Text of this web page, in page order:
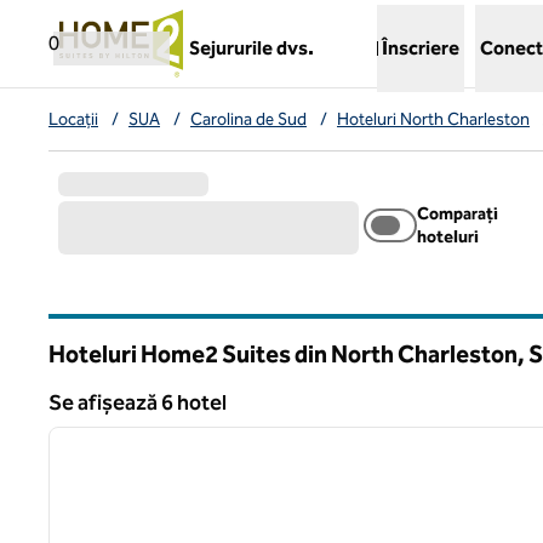
0
Sejururile dvs.
,
Înscriere
Locații / SUA / Carolina de Sud / Hoteluri North Charleston
Comparați
hoteluri
Hoteluri Home2 Suites din North Charleston,
Se afișează 6 hotel
Se afișează 6 hotel
1 din 12